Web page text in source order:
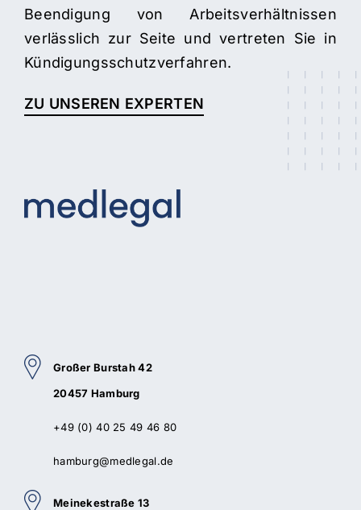
Beendigung von Arbeitsverhältnissen
verlässlich zur Seite und vertreten Sie in
Kündigungsschutzverfahren.
ZU UNSEREN EXPERTEN
Großer Burstah 42
20457 Hamburg
+49 (0) 40 25 49 46 80
hamburg@medlegal.de
Meinekestraße 13